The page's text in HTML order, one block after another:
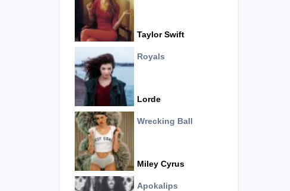
Taylor Swift
Royals
Lorde
Wrecking Ball
Miley Cyrus
Apokalips